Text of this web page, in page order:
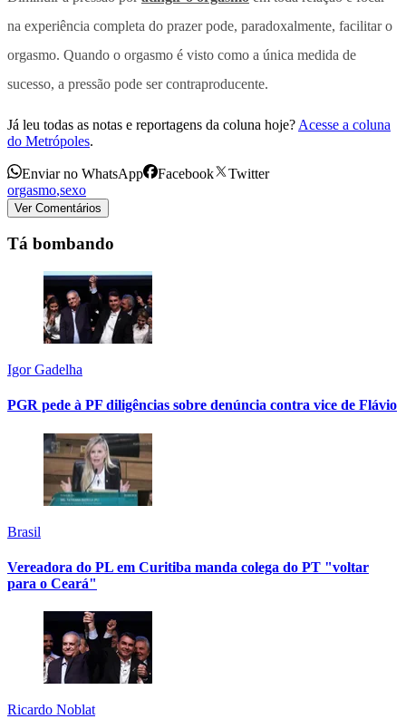
na experiência completa do prazer pode, paradoxalmente, facilitar o
orgasmo. Quando o orgasmo é visto como a única medida de
sucesso, a pressão pode ser contraproducente.
Já leu todas as notas e reportagens da coluna hoje? Acesse a coluna
do Metrópoles.
Enviar no WhatsApp Facebook
Twitter
orgasmo,sexo
Ver Comentários
Tá bombando
Igor Gadelha
PGR pede à PF diligências sobre denúncia contra vice de Flávio
Brasil
Vereadora do PL em Curitiba manda colega do PT "voltar
para o Ceará"
Ricardo Noblat